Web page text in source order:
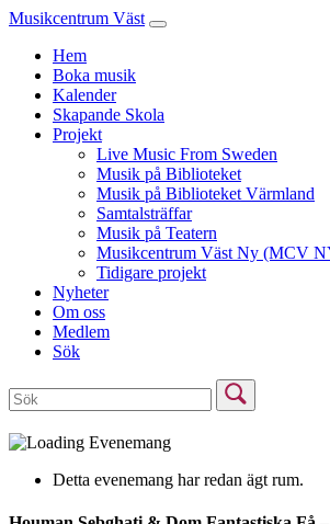
Musikcentrum Väst
Hem
Boka musik
Kalender
Skapande Skola
Projekt
Live Music From Sweden
Musik på Biblioteket
Musik på Biblioteket Värmland
Samtalsträffar
Musik på Teatern
Musikcentrum Väst Ny (MCV
Tidigare projekt
Nyheter
Om oss
Medlem
Sök
Detta evenemang har redan ägt rum.